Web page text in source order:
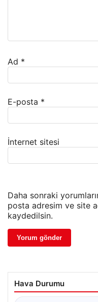
Ad *
E-posta *
İnternet sitesi
Daha sonraki
posta adresim ve site
kaydedilsin.
Hava Durumu